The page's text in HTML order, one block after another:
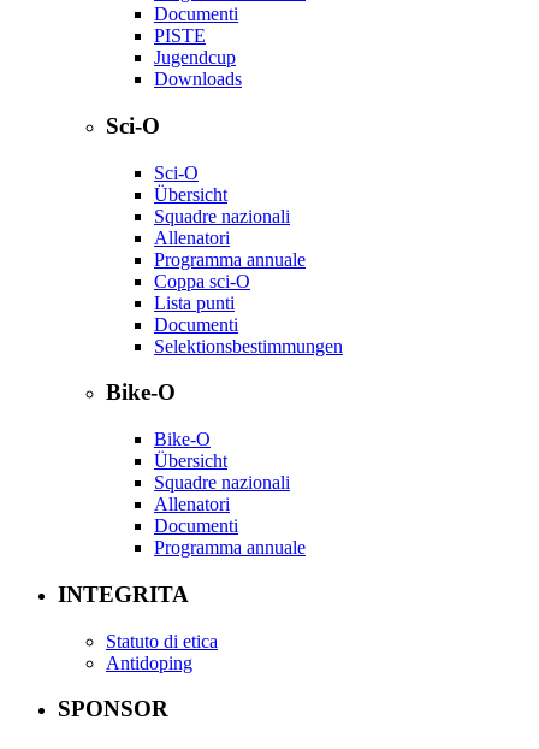
Documenti
PISTE
Jugendcup
Downloads
Sci-O
Sci-O
Übersicht
Squadre nazionali
Allenatori
Programma annuale
Coppa sci-O
Lista punti
Documenti
Selektionsbestimmungen
Bike-O
Bike-O
Übersicht
Squadre nazionali
Allenatori
Documenti
Programma annuale
INTEGRITA
Statuto di etica
Antidoping
SPONSOR